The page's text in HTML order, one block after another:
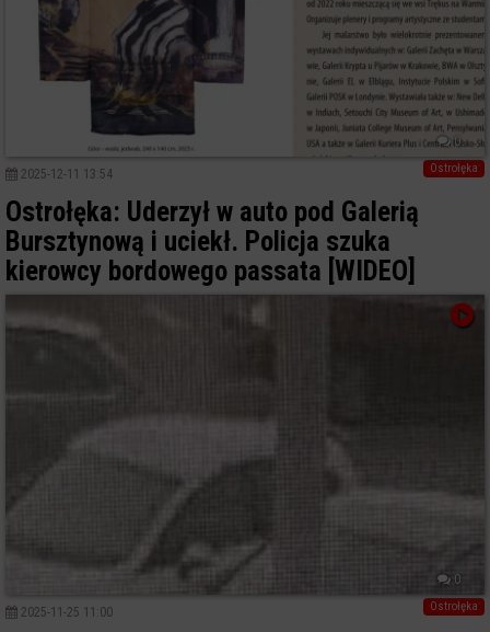
0
Ostrołęka
2025-12-11 13:54
Ostrołęka: Uderzył w auto pod Galerią
Bursztynową i uciekł. Policja szuka
kierowcy bordowego passata [WIDEO]
0
Ostrołęka
2025-11-25 11:00